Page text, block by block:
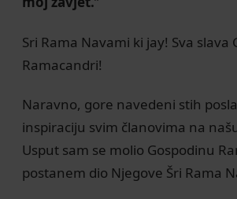
Sri Rama Navami ki jay! Sva slava
Ramacandri!
Naravno, gore navedeni stih
inspiraciju svim članovima na
Usput sam se molio Gospodinu
postanem dio Njegove Šri Rama